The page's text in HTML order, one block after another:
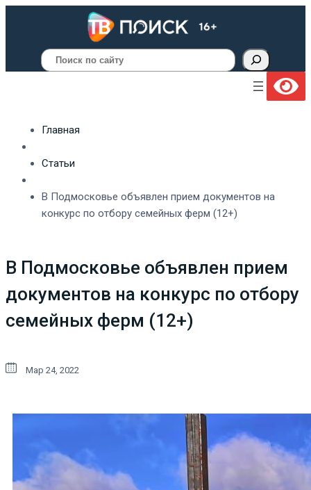
Поиск
Главная
Статьи
В Подмосковье объявлен прием документов на
конкурс по отбору семейных ферм (12+)
В Подмосковье объявлен прием
документов на конкурс по отбору
семейных ферм (12+)
Мар 24, 2022